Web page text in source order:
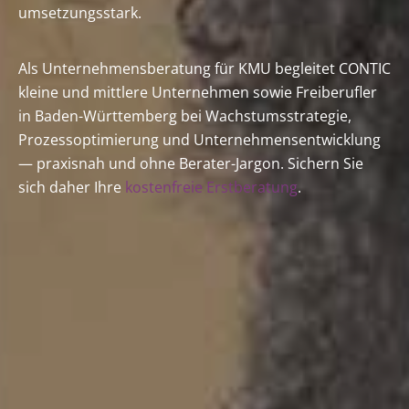
umsetzungsstark.
Als Unternehmensberatung für KMU begleitet CONTIC
kleine und mittlere Unternehmen sowie Freiberufler
in Baden-Württemberg bei Wachstumsstrategie,
Prozessoptimierung und Unternehmensentwicklung
— praxisnah und ohne Berater-Jargon. Sichern Sie
sich daher Ihre kostenfreie Erstberatung.